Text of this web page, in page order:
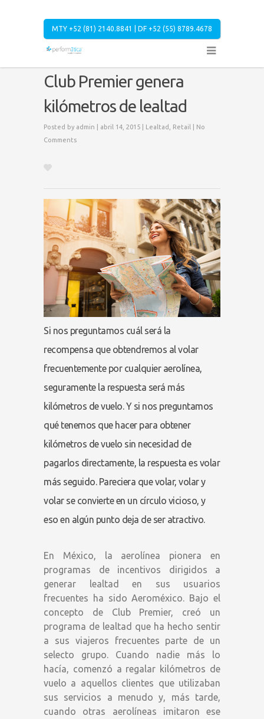
MTY +52 (81) 2140.8841 | DF +52 (55) 8789.4678
Club Premier genera
kilómetros de lealtad
Posted by admin | abril 14, 2015 | Lealtad Retail
No
Comments
Si nos preguntamos cuál será la
recompensa que obtendremos al volar
frecuentemente por cualquier aerolínea,
seguramente la respuesta será más
kilómetros de vuelo. Y si nos preguntamos
qué tenemos que hacer para obtener
kilómetros de vuelo sin necesidad de
pagarlos directamente, la respuesta es volar
más seguido. Pareciera que volar, volar y
volar se convierte en un círculo vicioso, y
eso en algún punto deja de ser atractivo.
En México, la aerolínea pionera en
programas de incentivos dirigidos a
generar lealtad en sus usuarios
frecuentes ha sido Aeroméxico. Bajo el
concepto de Club Premier, creó un
programa de lealtad que ha hecho sentir
a sus viajeros frecuentes parte de un
selecto grupo. Cuando nadie más lo
hacía, comenzó a regalar kilómetros de
vuelo a aquellos clientes que utilizaban
sus servicios a menudo y, más tarde,
cuando otras aerolíneas imitaron ese